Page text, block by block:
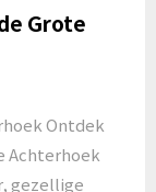
Grote
Ontdek
Achterhoek
gezellige